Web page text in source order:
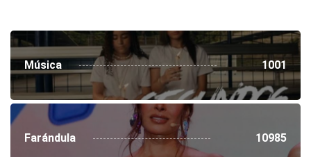
Música 1001
Farándula 10985